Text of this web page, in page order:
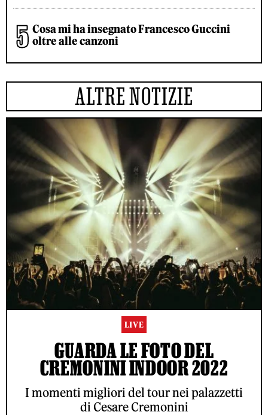
Cosa mi ha insegnato Francesco Guccini
oltre alle canzoni
ALTRE NOTIZIE
LIVE
GUARDA LE FOTO DEL
CREMONINI INDOOR 2022
I momenti migliori del tour nei palazzetti
di Cesare Cremonini